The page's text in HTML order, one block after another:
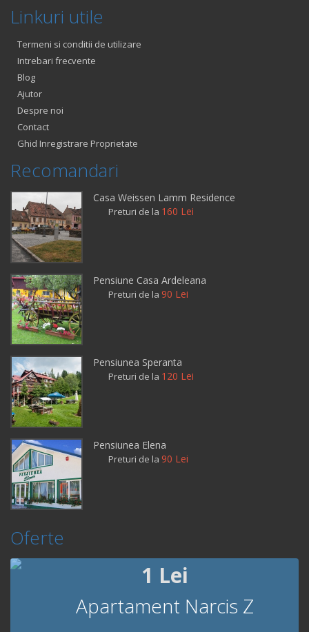
Linkuri utile
Termeni si conditii de utilizare
Intrebari frecvente
Blog
Ajutor
Despre noi
Contact
Ghid Inregistrare Proprietate
Recomandari
Casa Weissen Lamm Residence
Preturi de la 160 Lei
Pensiune Casa Ardeleana
Preturi de la 90 Lei
Pensiunea Speranta
Preturi de la 120 Lei
Pensiunea Elena
Preturi de la 90 Lei
Oferte
1 Lei
Apartament Narcis Z